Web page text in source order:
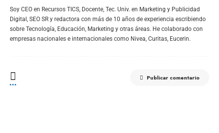
Soy CEO en Recursos TICS, Docente, Tec. Univ. en Marketing y Publicidad
Digital, SEO SR y redactora con más de 10 años de experiencia escribiendo
sobre Tecnología, Educación, Marketing y otras áreas. He colaborado con
empresas nacionales e internacionales como Nivea, Curitas, Eucerin.
Publicar comentario